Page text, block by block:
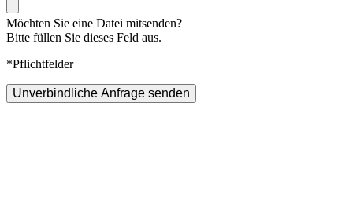
Möchten Sie eine Datei mitsenden?
Bitte füllen Sie dieses Feld aus.
*Pflichtfelder
Unverbindliche Anfrage senden